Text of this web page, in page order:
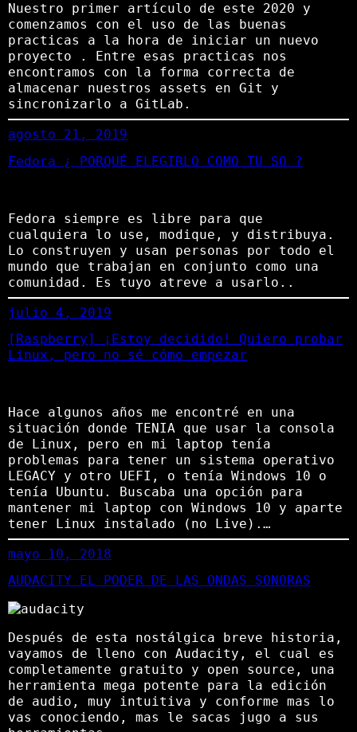
Nuestro primer artículo de este 2020 y
comenzamos con el uso de las buenas
practicas a la hora de iniciar un nuevo
proyecto . Entre esas practicas nos
encontramos con la forma correcta de
almacenar nuestros assets en Git y
sincronizarlo a GitLab.
agosto 21, 2019
Fedora ¿ PORQUÉ ELEGIRLO COMO TU SO ?
Fedora siempre es libre para que
cualquiera lo use, modique, y distribuya.
Lo construyen y usan personas por todo el
mundo que trabajan en conjunto como una
comunidad. Es tuyo atreve a usarlo..
julio 4, 2019
[Raspberry] ¡Estoy decidido! Quiero probar
Linux, pero no sé cómo empezar
Hace algunos años me encontré en una
situación donde TENIA que usar la consola
de Linux, pero en mi laptop tenía
problemas para tener un sistema operativo
LEGACY y otro UEFI, o tenía Windows 10 o
tenía Ubuntu. Buscaba una opción para
mantener mi laptop con Windows 10 y aparte
tener Linux instalado (no Live).…
mayo 10, 2018
AUDACITY EL PODER DE LAS ONDAS SONORAS
Después de esta nostálgica breve historia,
vayamos de lleno con Audacity, el cual es
completamente gratuito y open source, una
herramienta mega potente para la edición
de audio, muy intuitiva y conforme mas lo
vas conociendo, mas le sacas jugo a sus